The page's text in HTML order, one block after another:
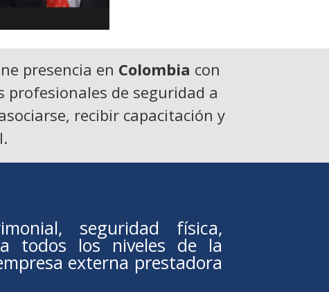
presencia en Colombia con
profesionales de seguridad a
recibir capacitación y
seguridad física,
todos los niveles de la
externa prestadora